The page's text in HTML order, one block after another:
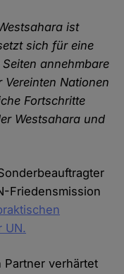
ist
sich für eine
annehmbare
Nationen
Fortschritte
Westsahara und
Friedensmission
UN.
Partner verhärtet